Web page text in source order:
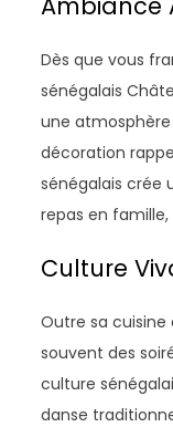
Dès que vous
sénégalais
une
décoration
sénégalais crée
repas en
Culture
Outre sa cuisine
souvent des
culture
danse